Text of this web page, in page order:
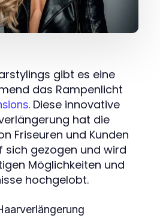
gibt es eine
das Rampenlicht
. Diese innovative
hat die
Friseuren und Kunden
sich gezogen und wird
Möglichkeiten und
hochgelobt.